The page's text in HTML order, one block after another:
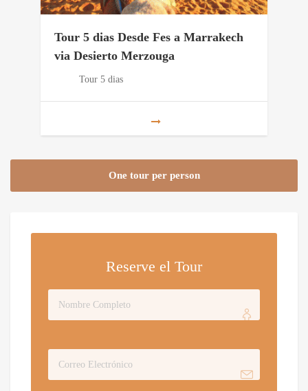
Tour 5 dias Desde Fes a Marrakech
via Desierto Merzouga
Tour 5 dias
One tour per person
Reserve el Tour